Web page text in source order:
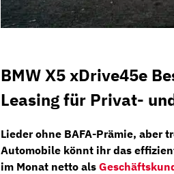
BMW X5 xDrive45e
Leasing für Privat-
Lieder ohne BAFA-Prämie, aber
Automobile könnt ihr das
im Monat netto als